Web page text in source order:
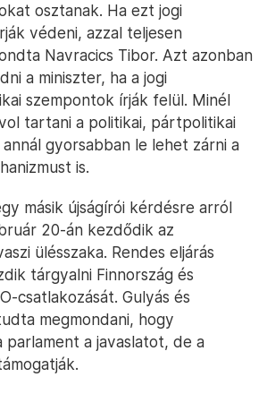
osztanak. Ha ezt jogi
védeni, azzal teljesen
Navracics Tibor. Azt azonban
a miniszter, ha a jogi
szempontok írják felül. Minél
tartani a politikai, pártpolitikai
gyorsabban le lehet zárni a
is.
másik újságírói kérdésre arról
20-án kezdődik az
ülésszaka. Rendes eljárás
tárgyalni Finnország és
csatlakozását. Gulyás és
megmondani, hogy
parlament a javaslatot, de a